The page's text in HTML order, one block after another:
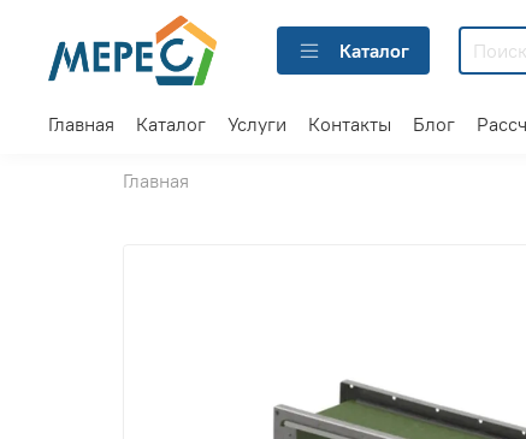
Каталог
Главная Каталог Услуги Контакты Блог
Главная